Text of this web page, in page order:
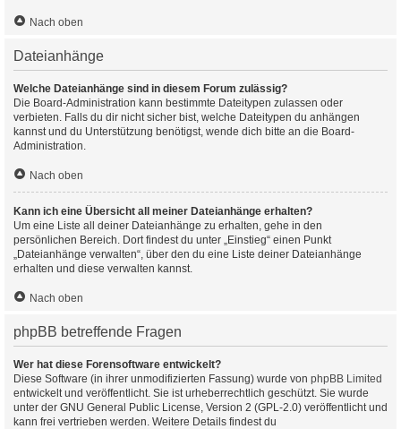
Nach oben
Dateianhänge
Welche Dateianhänge sind in diesem Forum zulässig?
Die Board-Administration kann bestimmte Dateitypen zulassen oder
verbieten. Falls du dir nicht sicher bist, welche Dateitypen du anhängen
kannst und du Unterstützung benötigst, wende dich bitte an die Board-
Administration.
Nach oben
Kann ich eine Übersicht all meiner Dateianhänge erhalten?
Um eine Liste all deiner Dateianhänge zu erhalten, gehe in den
persönlichen Bereich. Dort findest du unter „Einstieg“ einen Punkt
„Dateianhänge verwalten“, über den du eine Liste deiner Dateianhänge
erhalten und diese verwalten kannst.
Nach oben
phpBB betreffende Fragen
Wer hat diese Forensoftware entwickelt?
Diese Software (in ihrer unmodifizierten Fassung) wurde von phpBB Limited
entwickelt und veröffentlicht. Sie ist urheberrechtlich geschützt. Sie wurde
unter der GNU General Public License, Version 2 (GPL-2.0) veröffentlicht und
kann frei vertrieben werden. Weitere Details findest du